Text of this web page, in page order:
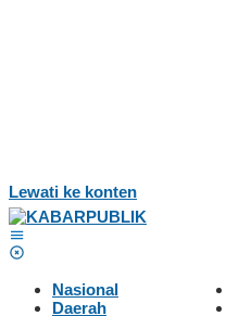
Lewati ke konten
Nasional
Daerah